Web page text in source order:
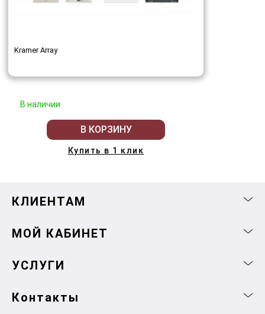
Kramer Array
В наличии
В КОРЗИНУ
Купить в 1 клик
КЛИЕНТАМ
МОЙ КАБИНЕТ
УСЛУГИ
Контакты